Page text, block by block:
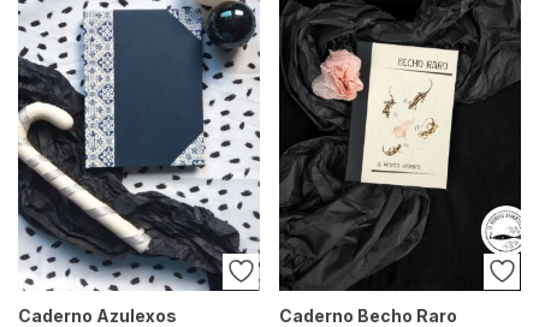
Caderno Azulexos Caderno Becho Raro